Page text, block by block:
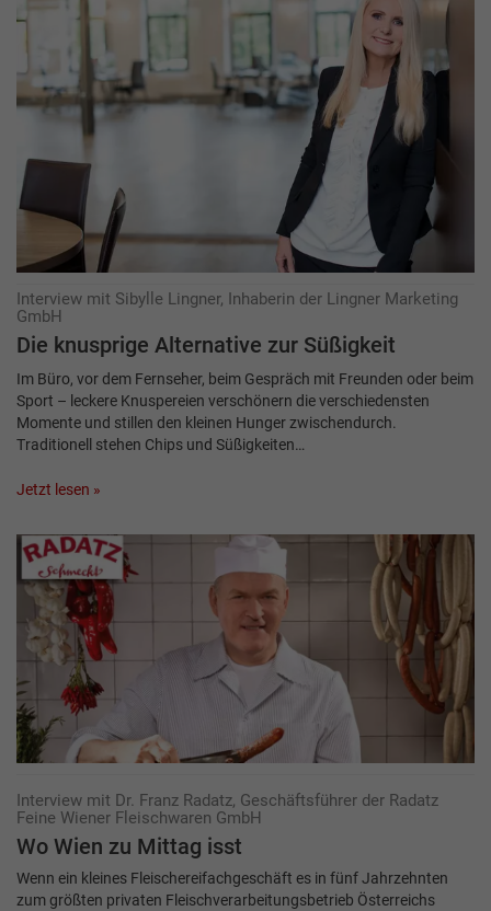
Interview mit Sibylle Lingner, Inhaberin der Lingner Marketing
GmbH
Die knusprige Alternative zur Süßigkeit
Im Büro, vor dem Fernseher, beim Gespräch mit Freunden oder beim
Sport – leckere Knuspereien verschönern die verschiedensten
Momente und stillen den kleinen Hunger zwischendurch.
Traditionell stehen Chips und Süßigkeiten…
Jetzt lesen »
Interview mit Dr. Franz Radatz, Geschäftsführer der Radatz
Feine Wiener Fleischwaren GmbH
Wo Wien zu Mittag isst
Wenn ein kleines Fleischereifachgeschäft es in fünf Jahrzehnten
zum größten privaten Fleischverarbeitungsbetrieb Österreichs